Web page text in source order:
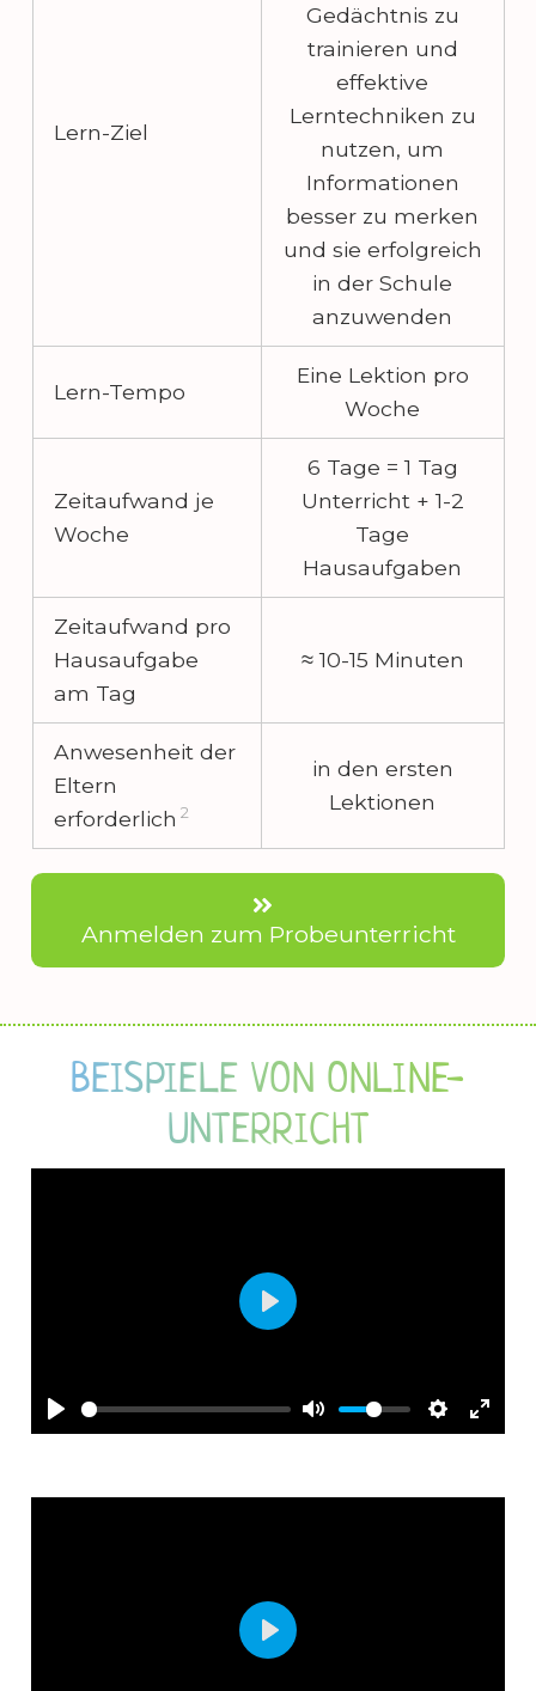
Lern-Ziel
Gedächtnis zu
trainieren und
effektive
Lerntechniken zu
nutzen, um
Informationen
besser zu merken
und sie erfolgreich
in der Schule
anzuwenden
Lern-Tempo
Eine Lektion pro
Woche
Zeitaufwand je
Woche
6 Tage = 1 Tag
Unterricht + 1-2
Tage
Hausaufgaben
Zeitaufwand pro
Hausaufgabe
am Tag
≈ 10-15 Minuten
Anwesenheit der
Eltern
erforderlich 2
in den ersten
Lektionen
Anmelden zum Probeunterricht
BEISPIELE VON ONLINE-
UNTERRICHT
Play
Play